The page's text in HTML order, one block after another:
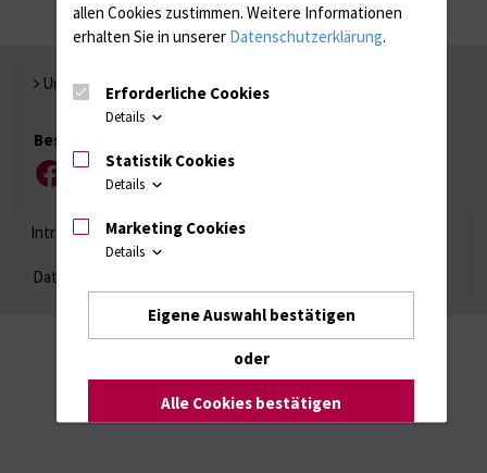
Universität Rostock
Besuchen Sie uns
FacebookInstagram
YouTube
Intranet Login (für Studenten)
Datenschutzhinweise
allen Cookies zustimmen. Weitere Informationen
erhalten Sie in unserer Datenschutzerklärung.
Erforderliche Cookies
Details
Statistik Cookies
Details
Marketing Cookies
Details
Eigene Auswahl bestätigen
oder
Alle Cookies bestätigen